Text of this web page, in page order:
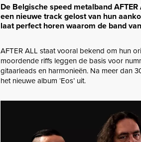
De Belgische speed metalband
een nieuwe track gelost van hun
laat perfect horen waarom de band
AFTER ALL staat vooral bekend om hun
moordende riffs leggen de basis voor
gitaarleads en harmonieën. Na meer dan
het nieuwe album ‘Eos’ uit.